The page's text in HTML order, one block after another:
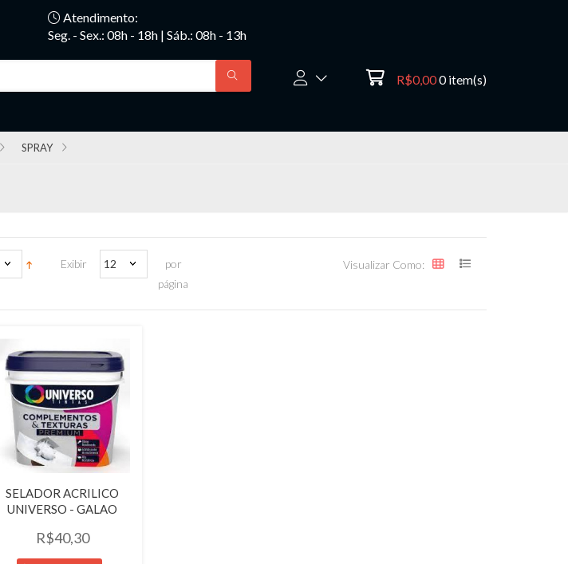
Atendimento:
Seg. - Sex.: 08h - 18h | Sáb.: 08h - 13h
R$0,000 item(s)
SPRAY
Exibir 12
por
página
Visualizar Como:
Quickview
SELADOR ACRILICO
UNIVERSO - GALAO
R$40,30